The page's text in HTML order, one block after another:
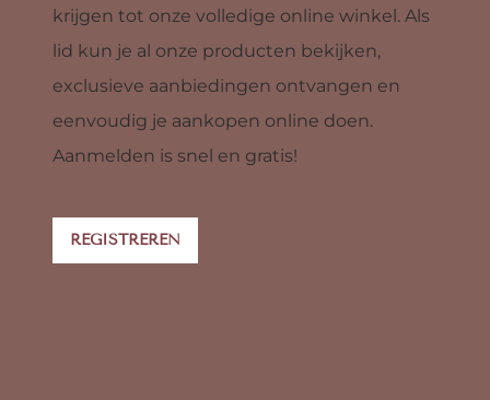
krijgen tot onze volledige online winkel. Als
lid kun je al onze producten bekijken,
exclusieve aanbiedingen ontvangen en
eenvoudig je aankopen online doen.
Aanmelden is snel en gratis!
REGISTREREN